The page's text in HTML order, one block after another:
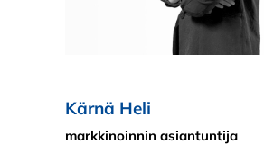
Kärnä Heli
markkinoinnin asiantuntija